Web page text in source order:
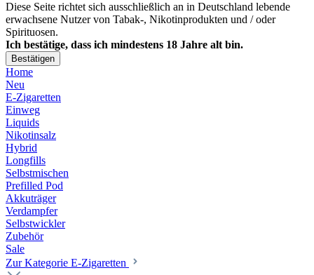
Diese Seite richtet sich ausschließlich an in Deutschland lebende
erwachsene Nutzer von Tabak-, Nikotinprodukten und / oder
Spirituosen.
Ich bestätige, dass ich mindestens 18 Jahre alt bin.
Bestätigen
Home
Neu
E-Zigaretten
Einweg
Liquids
Nikotinsalz
Hybrid
Longfills
Selbstmischen
Prefilled Pod
Akkuträger
Verdampfer
Selbstwickler
Zubehör
Sale
Zur Kategorie E-Zigaretten